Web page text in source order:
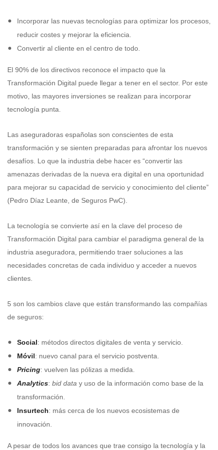
Incorporar las nuevas tecnologías para optimizar los procesos,
reducir costes y mejorar la eficiencia.
Convertir al cliente en el centro de todo.
El 90% de los directivos reconoce el impacto que la
Transformación Digital puede llegar a tener en el sector. Por este
motivo, las mayores inversiones se realizan para incorporar
tecnología punta.
Las aseguradoras españolas son conscientes de esta
transformación y se sienten preparadas para afrontar los nuevos
desafíos. Lo que la industria debe hacer es “convertir las
amenazas derivadas de la nueva era digital en una oportunidad
para mejorar su capacidad de servicio y conocimiento del cliente”
(Pedro Díaz Leante, de Seguros PwC).
La tecnología se convierte así en la clave del proceso de
Transformación Digital para cambiar el paradigma general de la
industria aseguradora, permitiendo traer soluciones a las
necesidades concretas de cada individuo y acceder a nuevos
clientes.
5 son los cambios clave que están transformando las compañías
de seguros:
Social: métodos directos digitales de venta y servicio.
Móvil: nuevo canal para el servicio postventa.
Pricing: vuelven las pólizas a medida.
Analytics: bid data y uso de la información como base de la
transformación.
Insurtech: más cerca de los nuevos ecosistemas de
innovación.
A pesar de todos los avances que trae consigo la tecnología y la